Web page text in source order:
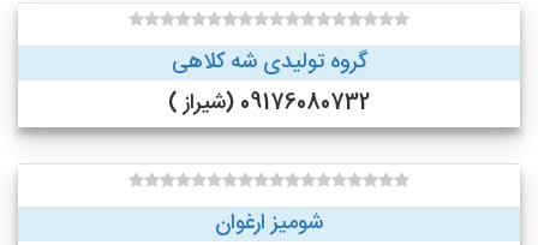
گروه تولیدی شه کلاهی
09176080732 (شیراز )
شومیز ارغوان